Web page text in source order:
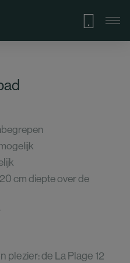
cm diepte over de
plezier: de La Plage 12